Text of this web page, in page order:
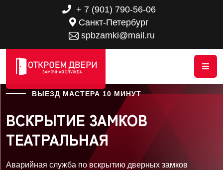
+ 7 (901) 790-56-06
Санкт-Петербург
spbzamki@mail.ru
ВЫЕЗД МАСТЕРА 10 МИНУТ
ВСКРЫТИЕ ЗАМКОВ
ТЕАТРАЛЬНАЯ
Аварийная служба по вскрытию дверных замков